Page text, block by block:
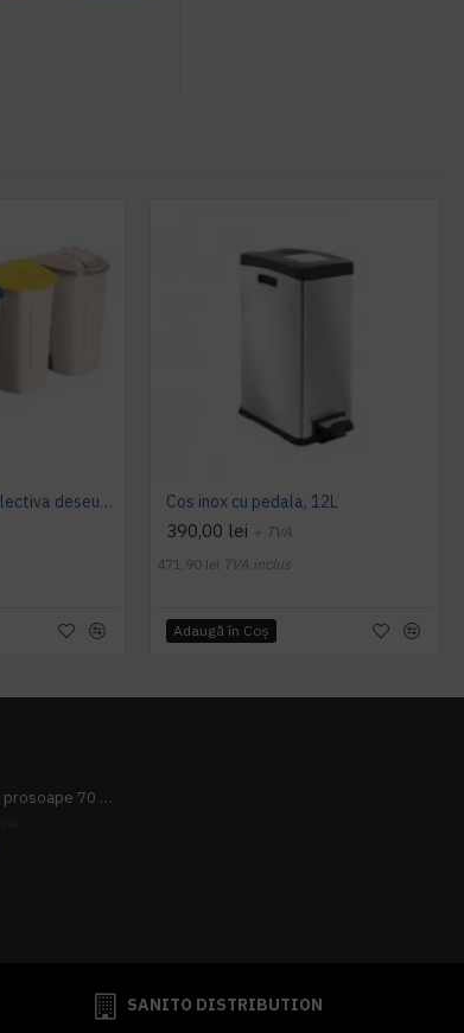
Pubela colectare selectiva deseuri, 100 L Cos inox cu pedala, 12L
390,00 lei + TVA
471,90 lei TVA inclus
Adaugă în Coş
Pachet 10 prosoape 70 x 140cm 9 + 1 gratuit
SANITO DISTRIBUTION